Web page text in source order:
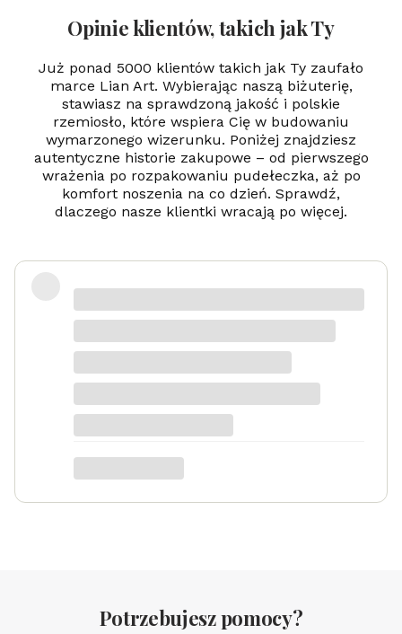
Opinie klientów, takich jak Ty
Już ponad 5000 klientów takich jak Ty zaufało
marce Lian Art. Wybierając naszą biżuterię,
stawiasz na sprawdzoną jakość i polskie
rzemiosło, które wspiera Cię w budowaniu
wymarzonego wizerunku. Poniżej znajdziesz
autentyczne historie zakupowe – od pierwszego
wrażenia po rozpakowaniu pudełeczka, aż po
komfort noszenia na co dzień. Sprawdź,
dlaczego nasze klientki wracają po więcej.
Danka
Serduszko Grawer
Potrzebujesz pomocy?